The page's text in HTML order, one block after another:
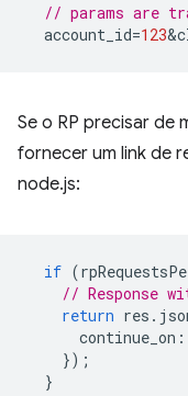
// params are
account_id=123&
Se o RP precisar de
fornecer um link de
node.js:
if (
// Response
return res .
continue_on :
});
}